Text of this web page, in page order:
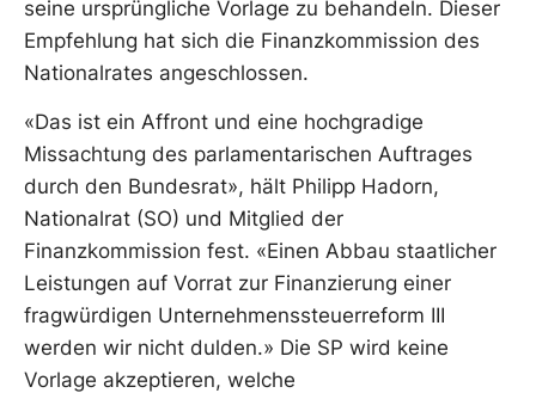
seine ursprüngliche Vorlage zu behandeln. Dieser
Empfehlung hat sich die Finanzkommission des
Nationalrates angeschlossen.
«Das ist ein Affront und eine hochgradige
Missachtung des parlamentarischen Auftrages
durch den Bundesrat», hält Philipp Hadorn,
Nationalrat (SO) und Mitglied der
Finanzkommission fest. «Einen Abbau staatlicher
Leistungen auf Vorrat zur Finanzierung einer
fragwürdigen Unternehmenssteuerreform III
werden wir nicht dulden.» Die SP wird keine
Vorlage akzeptieren, welche